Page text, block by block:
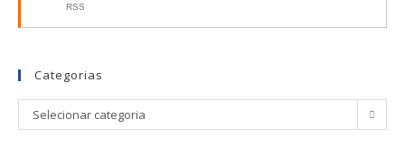
RSS
Categorias
Selecionar categoria